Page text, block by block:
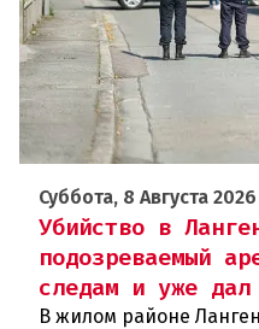
Суббота, 8 Августа 2026
Убийство в
подозреваемый
следам и уже дал
В жилом районе